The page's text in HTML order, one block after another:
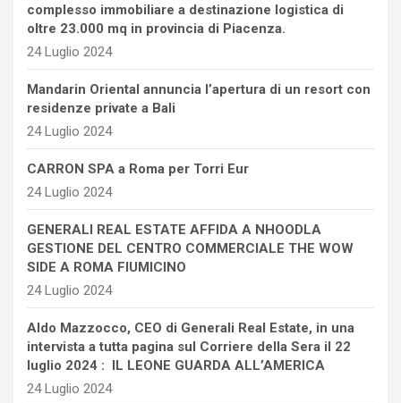
complesso immobiliare a destinazione logistica di
oltre 23.000 mq in provincia di Piacenza.
24 Luglio 2024
Mandarin Oriental annuncia l’apertura di un resort con
residenze private a Bali
24 Luglio 2024
CARRON SPA a Roma per Torri Eur
24 Luglio 2024
GENERALI REAL ESTATE AFFIDA A NHOODLA
GESTIONE DEL CENTRO COMMERCIALE THE WOW
SIDE A ROMA FIUMICINO
24 Luglio 2024
Aldo Mazzocco, CEO di Generali Real Estate, in una
intervista a tutta pagina sul Corriere della Sera il 22
luglio 2024 : IL LEONE GUARDA ALL’AMERICA
24 Luglio 2024